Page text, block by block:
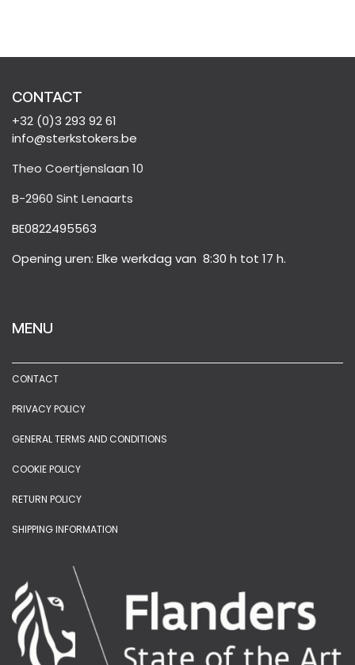
CONTACT
+32 (0)3 293 92 61
info@sterkstokers.be
Theo Coertjenslaan 10
B-2960 Sint Lenaarts
BE0822495563
Opening uren: Elke werkdag van 8:30 h tot 17 h.
MENU
CONTACT
PRIVACY POLICY
GENERAL TERMS AND CONDITIONS
COOKIE POLICY
RETURN POLICY
SHIPPING INFORMATION